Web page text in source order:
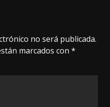
no será publicada.
marcados con *